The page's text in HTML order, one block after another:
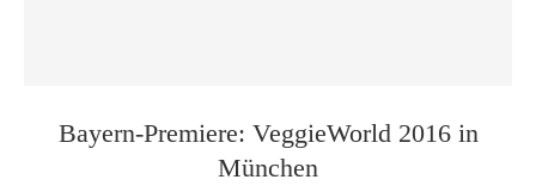
Bayern-Premiere: VeggieWorld 2016 in
München